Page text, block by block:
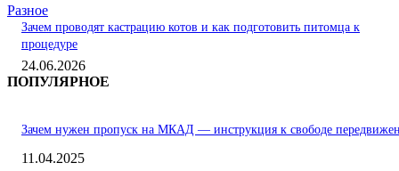
Разное
Зачем проводят кастрацию котов и как подготовить питомца к
процедуре
24.06.2026
ПОПУЛЯРНОЕ
Зачем нужен пропуск на МКАД — инструкция к свободе
11.04.2025